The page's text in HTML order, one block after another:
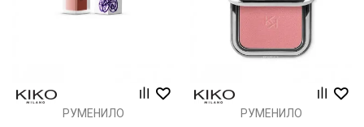
РУМЕНИЛО РУМЕНИЛО